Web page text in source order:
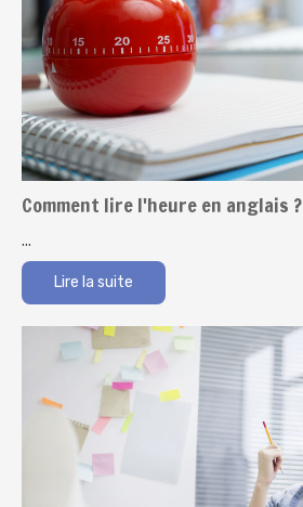
Comment lire l'heure en anglais ?
...
Lire la suite